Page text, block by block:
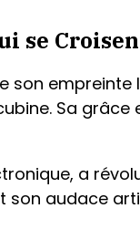
se
son
Sa
a
audace